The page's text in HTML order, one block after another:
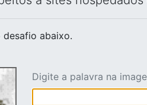
desafio abaixo.
Digite a palavra na